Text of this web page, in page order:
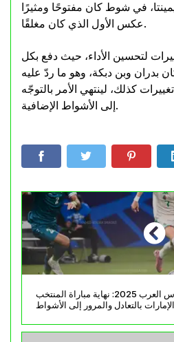
في شوط كان مفتوحًا ومثيرًا
عكس الأول الذي كان مغلقًا.
لتحسين الأداء، حيث دفع بكل
بدران وبن دبكة، وهو ما ردّ عليه
كذلك، لينتهي الأمر بالتوجّه
إلى الأشواط الإضافية.
الدور الربع النهائي من كأس العرب 2025: نهاية مباراة المنتخب
بالتعادل والمرور إلى الأشواط